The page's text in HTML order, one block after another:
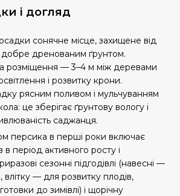
і догляд
сонячне місце, захищене від
добре дренованим ґрунтом.
розміщення — 3–4 м між деревами
і розвитку крони.
рясним поливом і мульчуванням
це зберігає ґрунтову вологу і
саджанця.
персика в перші роки включає
період активного росту і
сезонні підгодівлі (навесні —
влітку — для розвитку плодів,
до зимівлі) і щорічну